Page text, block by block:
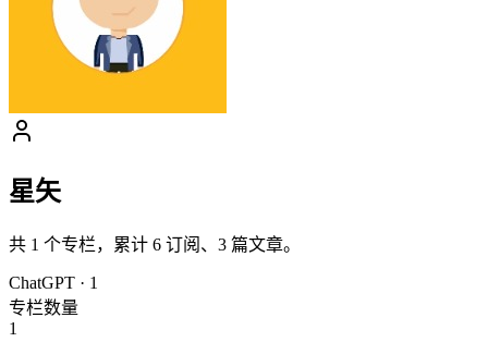
星矢
共 1 个专栏，累计 6 订阅、 3 篇文章。
ChatGPT · 1
专栏数量
1